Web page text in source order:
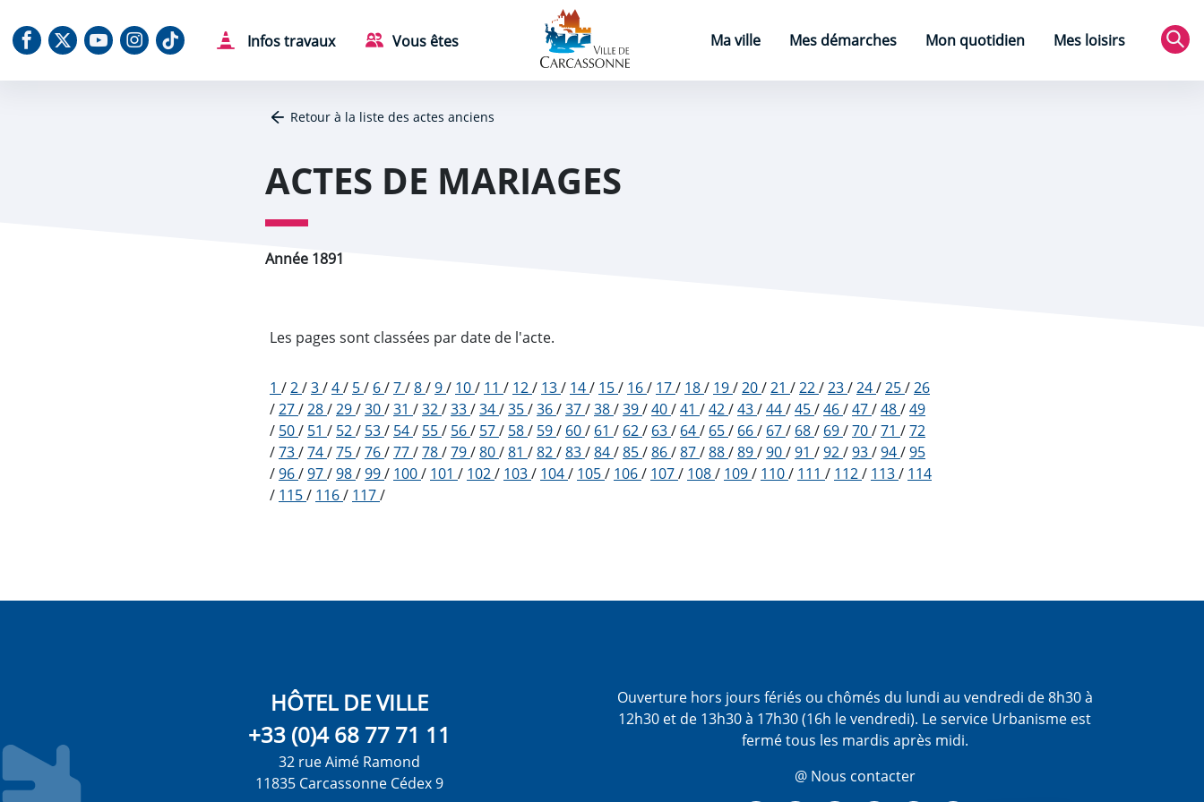
Notre Facebook
Notre X (Twitter)
Notre chaine Youtube
Notre Instagram
Notre TiktokInfos travaux Vous êtes
Page d'accueil
Ma ville
Mes démarches Mon quotidien
Mes loisirs
Retour à la liste des actes anciens
ACTES DE MARIAGES
Année 1891
Les pages sont classées par date de l'acte.
1 /2/3/4/ 5/ 6/7/8/9/ 10/ 11 / 12/ 13/ 14/ 15/ 16/ 17/ 18/ 19/20/21 /22/23/24/25/26
/27/28/29/30/31 /32/33/34/35/36/37/38/39/40/41 /42/43/44/45/46/47/48/49
/ 50/ 51 / 52/ 53/ 54/ 55/ 56/ 57/ 58/ 59/ 60/ 61 / 62/ 63/ 64/ 65/ 66/ 67/ 68/ 69/70/71 /72
/73/74/75/76/77/78/79/80/81 /82/83/84/85/86/87/88/89/90/91 /92/93/94/95
/96/97/98/99/ 100/ 101 / 102/ 103/ 104/ 105/ 106/ 107/ 108/ 109/ 110/ 111 / 112/ 113/ 114
/ 115/ 116/ 117/
HÔTEL DE VILLE
+33 (0)4 68 77 71 11
32 rue Aimé Ramond
11835 Carcassonne Cédex 9
Ouverture hors jours fériés ou chômés du lundi au vendredi de 8h30 à
12h30 et de 13h30 à 17h30 (16h le vendredi). Le service Urbanisme est
fermé tous les mardis après midi.
@ Nous contacter